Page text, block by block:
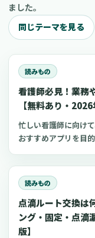
ました。
同じテーマを見る
読みもの
看護師必見！業務
【無料あり・2026
忙しい看護師に向け
おすすめアプリを目
心電図学習、シフト
リをまとめました。
読みもの
点滴ルート交換は
ング・固定・点滴
版】